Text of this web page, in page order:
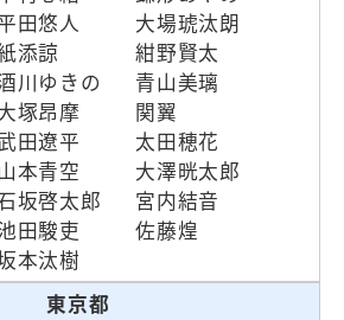
田悠人
大場琥汰朗
添諒
紺野賢太
川ゆきの
青山美璃
塚昂摩
関翼
田遼平
太田穂花
本青空
大澤晄太郎
坂啓太郎
宮内結音
田駿吏
佐藤煌
本汰樹
東京都